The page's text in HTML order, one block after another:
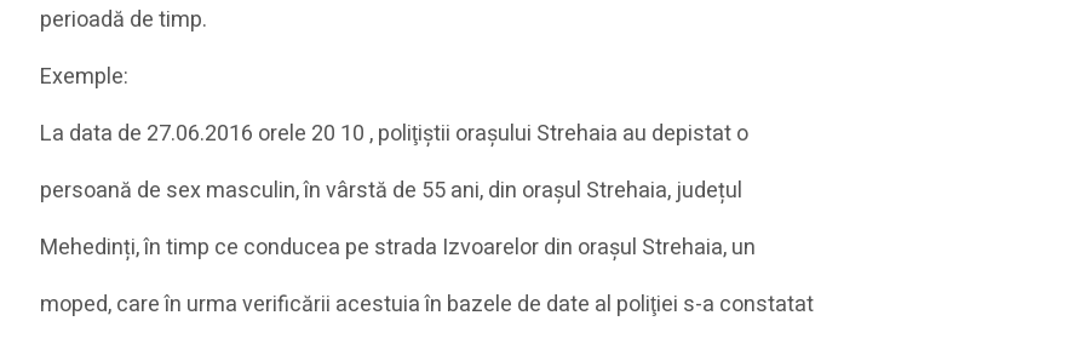
perioadă de timp.
Exemple:
La data de 27.06.2016 orele 20 10 , poliţiştii orașului Strehaia au depistat o
persoană de sex masculin, în vârstă de 55 ani, din orașul Strehaia, județul
Mehedinți, în timp ce conducea pe strada Izvoarelor din orașul Strehaia, un
moped, care în urma verificării acestuia în bazele de date al poliţiei s-a constatat